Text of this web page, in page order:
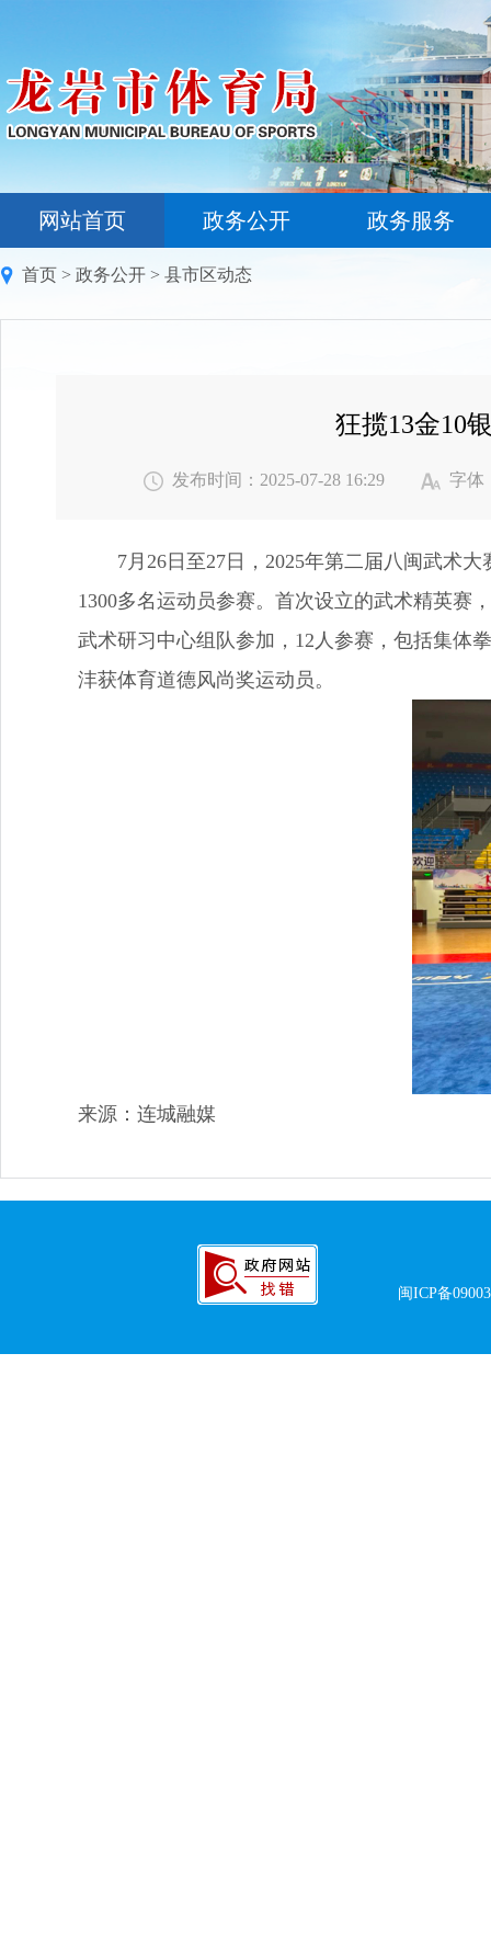
网站首页 政务公开 政务服务
首页 > 政务公开 > 县市区动态
狂揽13金10
发布时间：2025-07-28 16:29 字体
7月26日至27日，2025年第二届八闽武术大
1300多名运动员参赛。首次设立的武术精英赛
武术研习中心组队参加，12人参赛，包括集体
沣获体育道德风尚奖运动员。
来源：连城融媒
闽ICP备